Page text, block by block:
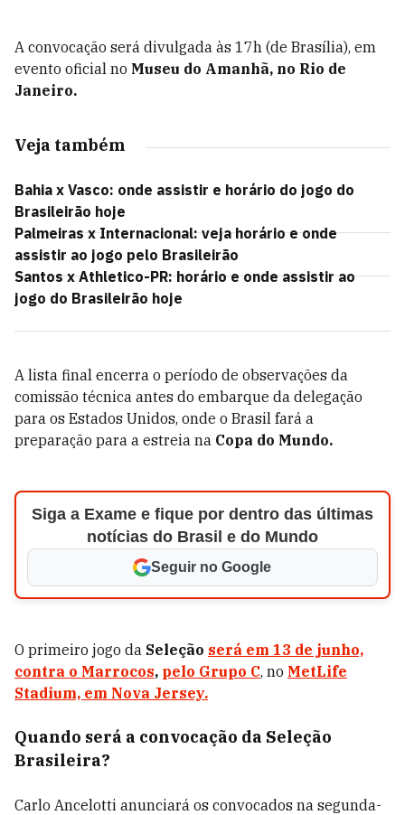
A convocação será divulgada às 17h (de Brasília), em
evento oficial no Museu do Amanhã, no Rio de
Janeiro.
Veja também
Bahia x Vasco: onde assistir e horário do jogo do
Brasileirão hoje
Palmeiras x Internacional: veja horário e onde
assistir ao jogo pelo Brasileirão
Santos x Athletico-PR: horário e onde assistir ao
jogo do Brasileirão hoje
A lista final encerra o período de observações da
comissão técnica antes do embarque da delegação
para os Estados Unidos, onde o Brasil fará a
preparação para a estreia na Copa do Mundo.
Siga a Exame e fique por dentro das últimas
notícias do Brasil e do Mundo
Seguir no Google
O primeiro jogo da Seleção será em 13 de junho,
contra o Marrocos, pelo Grupo C, no MetLife
Stadium, em Nova Jersey.
Quando será a convocação da Seleção
Brasileira?
Carlo Ancelotti anunciará os convocados na segunda-